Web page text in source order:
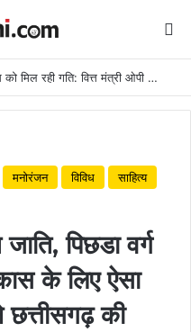
शहर के साथ ग्रामीण क्षेत्रों में भी विकास को मिल रही गति: वित्त मंत्री ओपी चौधरी
मनोरंजन विविध
साहित्य
पिछडा वर्ग
के लिए ऐसा
की